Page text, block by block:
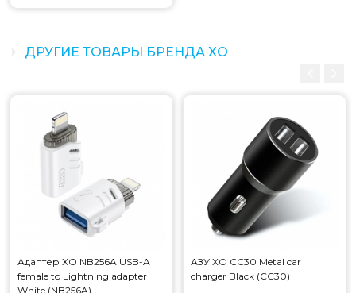
ДРУГИЕ ТОВАРЫ БРЕНДА XO
Адаптер XO NB256A USB-A
female to Lightning adapter
White (NB256A)
АЗУ XO CC30 Metal car
charger Black (CC30)